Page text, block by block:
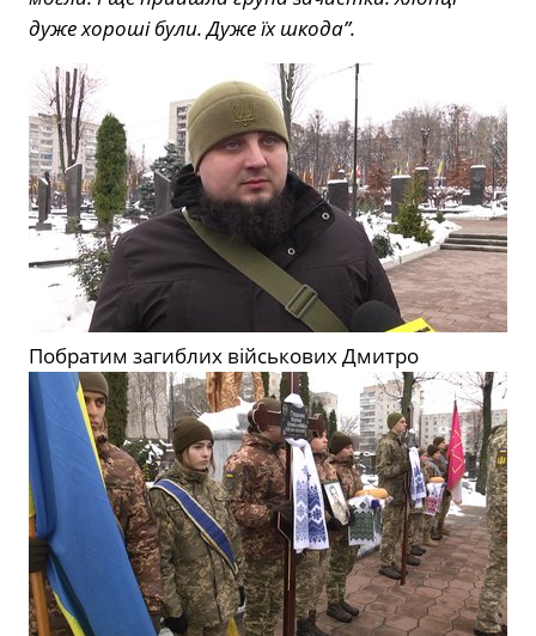
дуже хороші були. Дуже їх шкода”.
Побратим загиблих військових Дмитро